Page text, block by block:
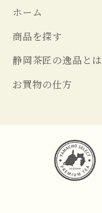
ホーム
商品を探す
静岡茶匠の逸品とは
お買物の仕方